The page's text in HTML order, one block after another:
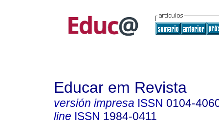
Educar em Revista
versión impresa ISSN 0104-
line ISSN 1984-0411